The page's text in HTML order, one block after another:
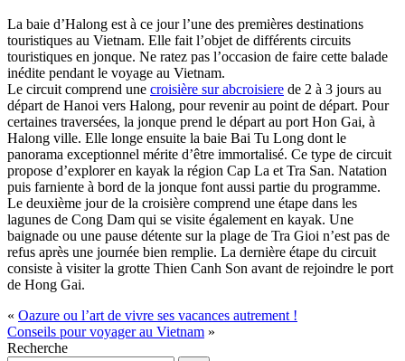
La baie d’Halong est à ce jour l’une des premières destinations
touristiques au Vietnam. Elle fait l’objet de différents circuits
touristiques en jonque. Ne ratez pas l’occasion de faire cette balade
inédite pendant le voyage au Vietnam.
Le circuit comprend une croisière sur abcroisiere de 2 à 3 jours au
départ de Hanoi vers Halong, pour revenir au point de départ. Pour
certaines traversées, la jonque prend le départ au port Hon Gai, à
Halong ville. Elle longe ensuite la baie Bai Tu Long dont le
panorama exceptionnel mérite d’être immortalisé. Ce type de circuit
propose d’explorer en kayak la région Cap La et Tra San. Natation
puis farniente à bord de la jonque font aussi partie du programme.
Le deuxième jour de la croisière comprend une étape dans les
lagunes de Cong Dam qui se visite également en kayak. Une
baignade ou une pause détente sur la plage de Tra Gioi n’est pas de
refus après une journée bien remplie. La dernière étape du circuit
consiste à visiter la grotte Thien Canh Son avant de rejoindre le port
de Hong Gai.
« Oazure ou l’art de vivre ses vacances autrement !
Conseils pour voyager au Vietnam »
Recherche